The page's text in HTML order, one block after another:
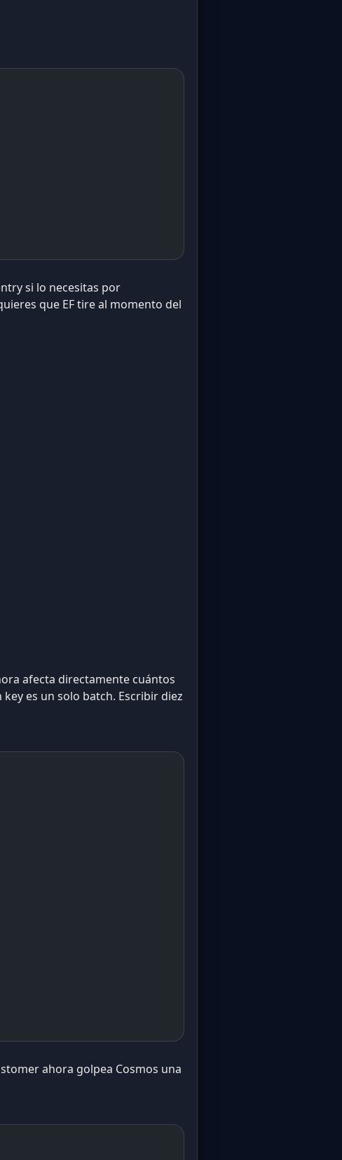
si lo necesitas por
que EF tire al momento del
afecta directamente cuántos
es un solo batch. Escribir diez
ahora golpea Cosmos una